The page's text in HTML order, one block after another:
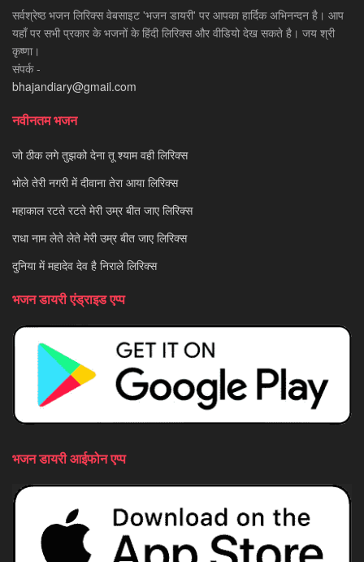
सर्वश्रेष्ठ भजन लिरिक्स वेबसाइट 'भजन डायरी' पर आपका हार्दिक अभिनन्दन है। आप
यहाँ पर सभी प्रकार के भजनों के हिंदी लिरिक्स और वीडियो देख सकते है। जय श्री
कृष्णा।
संपर्क -
bhajandiary@gmail.com
नवीनतम भजन
जो ठीक लगे तुझको देना तू श्याम वही लिरिक्स
भोले तेरी नगरी में दीवाना तेरा आया लिरिक्स
महाकाल रटते रटते मेरी उम्र बीत जाए लिरिक्स
राधा नाम लेते लेते मेरी उम्र बीत जाए लिरिक्स
दुनिया में महादेव देव है निराले लिरिक्स
भजन डायरी एंड्राइड एप्प
भजन डायरी आईफोन एप्प